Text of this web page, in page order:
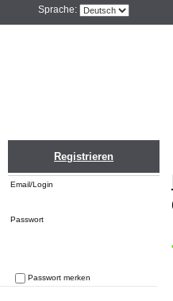
Sprache:
Registrieren
Email/Login
Passwort
Passwort merken